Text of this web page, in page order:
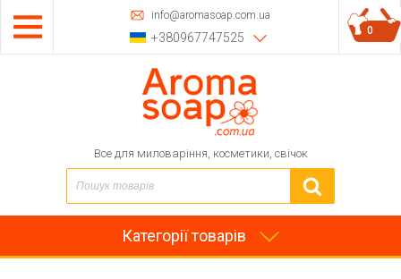
info@aromasoap.com.ua
+380967747525
Все для миловаріння, косметики, свічок
0
Категорії товарів